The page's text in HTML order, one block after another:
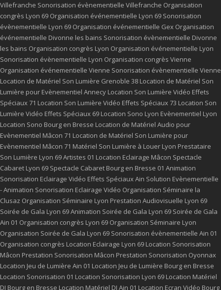
Villefranche Sonorisation évènementielle Villefranche Organisation
congrès Lyon 69 Organisation événementielle Lyon 69 Sonorisation
évènementielle Lyon 69 Organisation événementielle Gex Organisation
événementielle Divonne les bains Sonorisation évènementielle Divonne
les bains Organisation congrès Lyon Organisation événementielle Lyon
Sonorisation évènementielle Lyon Organisation congrès Vienne
Organisation événementielle Vienne Sonorisation évènementielle Vienne
Location de Matériel Son Lumière Grenoble 38 Location de Matériel Son
Lumière pour Evènementiel Annecy Location Son Lumière Vidéo Effets
Spéciaux 71 Location Son Lumière Vidéo Effets Spéciaux 73 Location Son
Lumière Vidéo Effets Spéciaux 69 Location Sono Lyon Evènementiel Lyon
Location Sono Bourg en Bresse Location de Matériel Audio pour
Evènementiel Mâcon 71 Location de Matériel Son Lumière pour
Evènementiel Mâcon 71 Matériel Son Lumière à Louer Lyon Prestataire
Son Lumière Lyon 69Artistes 01 Location Eclairage Mâcon Spectacle
Cabaret Lyon 69 Spectacle Cabaret Bourg en Bresse 01 Animation
Sonorisation Eclairage Vidéo Effets Spéciaux Ain Solution Evènementielle
- Animation Sonorisation Eclairage Vidéo Organisation Séminaire la
Clusaz Organisation Séminaire Lyon Prestation Audiovisuelle Lyon 69
Soirée de Gala Lyon 69Animation Soirée de Gala Lyon 69 Soirée de Gala
Ain 01 Organisation congrès Lyon 69 Organisation Séminaire Lyon
Organisation Soirée de Gala Lyon 69 Sonorisation évènementielle Ain 01
Organisation congrès Location Eclairage Lyon 69 Location Sonorisation
Mâcon Prestation Sonorisation Mâcon Prestation Sonorisation Oyonnax
Location Jeu de Lumière Ain 01 Location Jeu de Lumière Bourg en Bresse
Location Sonorisation 01 Location Sonorisation Lyon 69 Location Matériel
DJ Bourg en Bresse Location Matériel DJ Ain 01 Location Ecran Vidéo Bourg